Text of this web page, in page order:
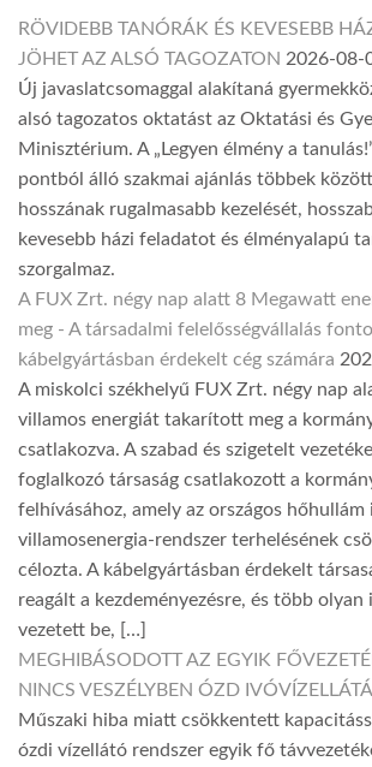
RÖVIDEBB TANÓRÁK ÉS KEVESEBB
JÖHET AZ ALSÓ TAGOZATON 2026-08-
Új javaslatcsomaggal alakítaná
alsó tagozatos oktatást az Oktatási és
Minisztérium. A „Legyen élmény a
pontból álló szakmai ajánlás többek
hosszának rugalmasabb kezelését,
kevesebb házi feladatot és élményalapú
szorgalmaz.
A FUX Zrt. négy nap alatt 8 Megawatt
meg - A társadalmi felelősségvállalás
kábelgyártásban érdekelt cég számára
A miskolci székhelyű FUX Zrt. négy nap
villamos energiát takarított meg a
csatlakozva. A szabad és szigetelt
foglalkozó társaság csatlakozott a
felhívásához, amely az országos hőhullám
villamosenergia-rendszer terhelésének
célozta. A kábelgyártásban érdekelt
reagált a kezdeményezésre, és több olyan
vezetett be, […]
MEGHIBÁSODOTT AZ EGYIK
NINCS VESZÉLYBEN ÓZD
Műszaki hiba miatt csökkentett
ózdi vízellátó rendszer egyik fő